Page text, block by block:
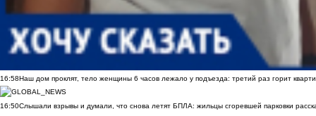
16:58Наш дом проклят, тело женщины 6 часов лежало у подъезда: третий раз горит
16:50Слышали взрывы и думали, что снова летят БПЛА: жильцы сгоревшей парковки